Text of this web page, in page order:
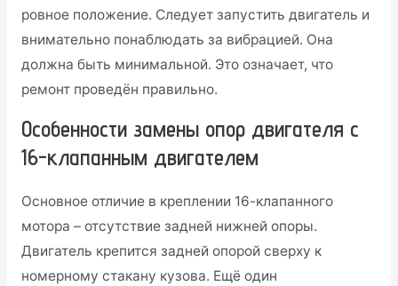
ровное положение. Следует запустить двигатель и
внимательно понаблюдать за вибрацией. Она
должна быть минимальной. Это означает, что
ремонт проведён правильно.
Особенности замены опор двигателя с
16-клапанным двигателем
Основное отличие в креплении 16-клапанного
мотора – отсутствие задней нижней опоры.
Двигатель крепится задней опорой сверху к
номерному стакану кузова. Ещё один